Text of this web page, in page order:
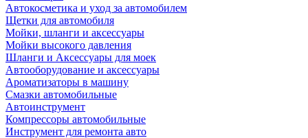
Автокосметика и уход за автомобилем
Щетки для автомобиля
Мойки, шланги и аксессуары
Мойки высокого давления
Шланги и Аксессуары для моек
Автооборудование и аксессуары
Ароматизаторы в машину
Смазки автомобильные
Автоинструмент
Компрессоры автомобильные
Инструмент для ремонта авто